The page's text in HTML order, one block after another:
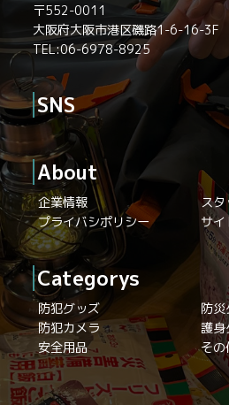
〒552-0011
大阪府大阪市港区磯路1-6-16-3F
TEL:06-6978-8925
SNS
About
企業情報
ス
プライバシポリシー
サ
Categorys
防犯グッズ
防
防犯カメラ
護身
安全用品
その